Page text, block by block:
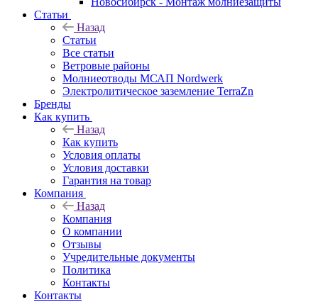
Статьи
Назад
Статьи
Все статьи
Ветровые районы
Молниеотводы МСАП Nordwerk
Электролитическое заземление TerraZn
Бренды
Как купить
Назад
Как купить
Условия оплаты
Условия доставки
Гарантия на товар
Компания
Назад
Компания
О компании
Отзывы
Учредительные документы
Политика
Контакты
Контакты